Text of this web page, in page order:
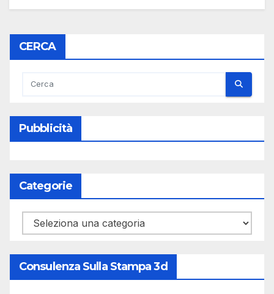
CERCA
Pubblicità
Categorie
Categorie
Consulenza Sulla Stampa 3d